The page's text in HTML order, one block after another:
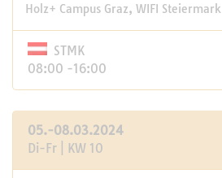
Holz+ Campus Graz, WIFI Steiermark
STMK
08:00 -16:00
05.-08.03.2024
Di-Fr | KW 10